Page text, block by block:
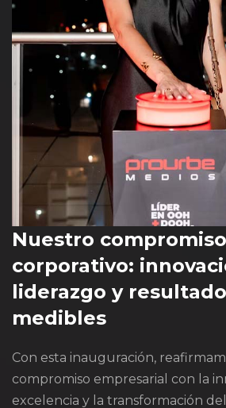
Nuestro compromiso
corporativo:
liderazgo y
medibles
Con esta inauguración,
compromiso empresarial con la
excelencia y la transformación